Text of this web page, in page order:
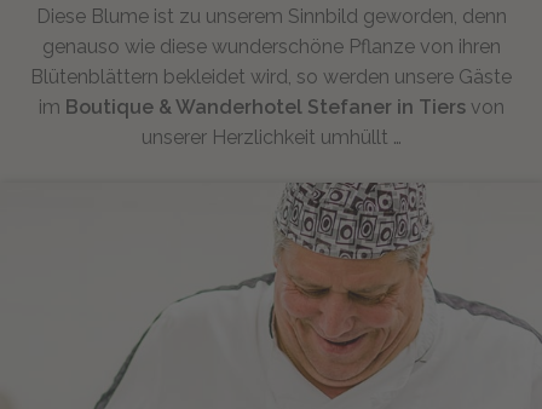
Diese Blume ist zu unserem Sinnbild geworden, denn
genauso wie diese wunderschöne Pflanze von ihren
Blütenblättern bekleidet wird, so werden unsere Gäste
im Boutique & Wanderhotel Stefaner in Tiers von
unserer Herzlichkeit umhüllt …